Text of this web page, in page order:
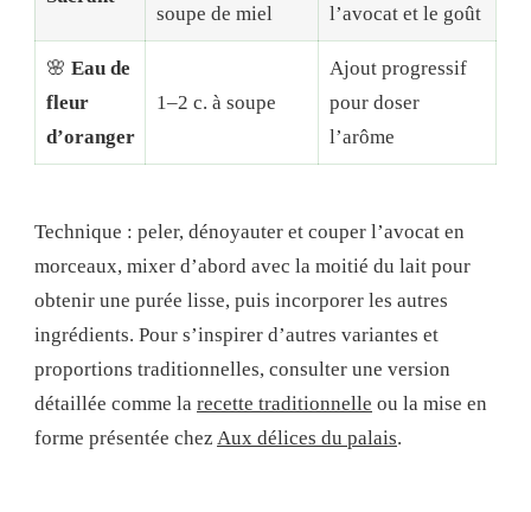
soupe de miel
l’avocat et le goût
🌸 Eau de
fleur
d’oranger
1–2 c. à soupe
Ajout progressif
pour doser
l’arôme
Technique : peler, dénoyauter et couper l’avocat en
morceaux, mixer d’abord avec la moitié du lait pour
obtenir une purée lisse, puis incorporer les autres
ingrédients. Pour s’inspirer d’autres variantes et
proportions traditionnelles, consulter une version
détaillée comme la recette traditionnelle ou la mise en
forme présentée chez Aux délices du palais.